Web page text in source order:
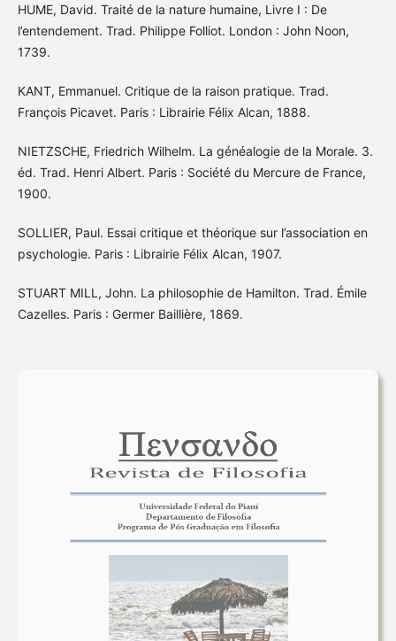
HUME, David. Traité de la nature humaine, Livre I : De
l’entendement. Trad. Philippe Folliot. London : John Noon,
1739.
KANT, Emmanuel. Critique de la raison pratique. Trad.
François Picavet. Paris : Librairie Félix Alcan, 1888.
NIETZSCHE, Friedrich Wilhelm. La généalogie de la Morale. 3.
éd. Trad. Henri Albert. Paris : Société du Mercure de France,
1900.
SOLLIER, Paul. Essai critique et théorique sur l’association en
psychologie. Paris : Librairie Félix Alcan, 1907.
STUART MILL, John. La philosophie de Hamilton. Trad. Émile
Cazelles. Paris : Germer Baillière, 1869.